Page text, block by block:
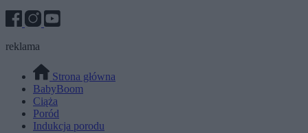
reklama
Strona główna
BabyBoom
Ciąża
Poród
Indukcja porodu